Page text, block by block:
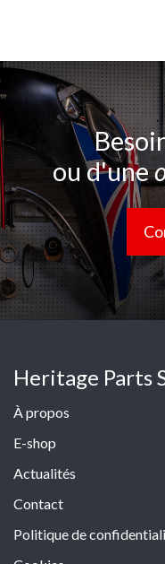
ou d'une
Heritage Parts
À propos
E-shop
Actualités
Contact
Politique de